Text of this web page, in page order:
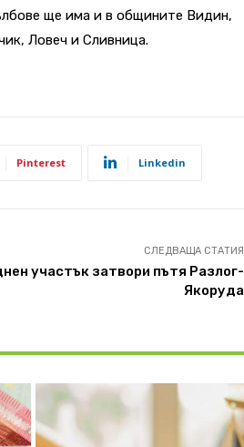
ще има и в общините Видин,
Ловеч и Сливница.
Pinterest Linkedin
СЛЕДВАЩА СТАТИЯ
yчастък затвори пътя Разлог-
Якоруда